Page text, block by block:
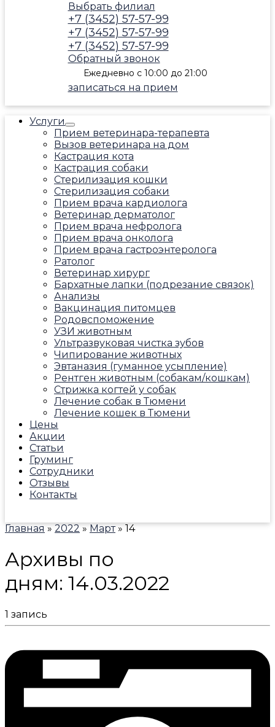
Выбрать филиал
+7 (3452) 57-57-99
+7 (3452) 57-57-99
+7 (3452) 57-57-99
Обратный звонок
Ежедневно с 10:00 до 21:00
записаться на прием
Услуги
Прием ветеринара-терапевта
Вызов ветеринара на дом
Кастрация кота
Кастрация собаки
Стерилизация кошки
Стерилизация собаки
Прием врача кардиолога
Ветеринар дерматолог
Прием врача нефролога
Прием врача онколога
Прием врача гастроэнтеролога
Ратолог
Ветеринар хирург
Бархатные лапки (подрезание связок)
Анализы
Вакцинация питомцев
Родовспоможение
УЗИ животным
Ультразвуковая чистка зубов
Чипирование животных
Эвтаназия (гуманное усыпление)
Рентген животным (собакам/кошкам)
Стрижка когтей у собак
Лечение собак в Тюмени
Лечение кошек в Тюмени
Цены
Акции
Статьи
Груминг
Сотрудники
Отзывы
Контакты
Главная»2022»Март»14
Архивы по
дням: 14.03.2022
1 запись